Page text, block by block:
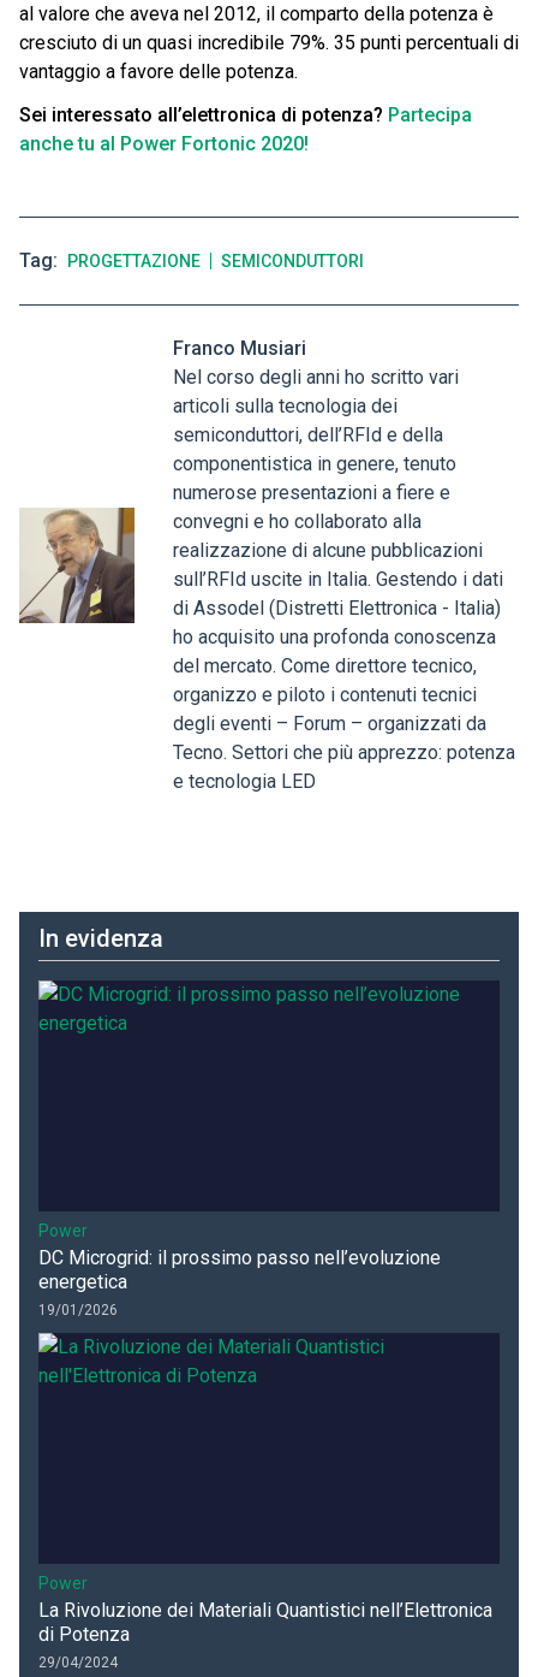
al valore che aveva nel 2012, il comparto della potenza è
cresciuto di un quasi incredibile 79%. 35 punti percentuali di
vantaggio a favore delle potenza.
Sei interessato all’elettronica di potenza? Partecipa
anche tu al Power Fortonic 2020!
Tag PROGETTAZIONE SEMICONDUTTORI
Franco Musiari
Nel corso degli anni ho scritto vari
articoli sulla tecnologia dei
semiconduttori, dell’RFId e della
componentistica in genere, tenuto
numerose presentazioni a fiere e
convegni e ho collaborato alla
realizzazione di alcune pubblicazioni
sull’RFId uscite in Italia. Gestendo i dati
di Assodel (Distretti Elettronica - Italia)
ho acquisito una profonda conoscenza
del mercato. Come direttore tecnico,
organizzo e piloto i contenuti tecnici
degli eventi – Forum – organizzati da
Tecno. Settori che più apprezzo: potenza
e tecnologia LED
In evidenza
Power
DC Microgrid: il prossimo passo nell’evoluzione
energetica
19/01/2026
Power
La Rivoluzione dei Materiali Quantistici nell’Elettronica
di Potenza
29/04/2024